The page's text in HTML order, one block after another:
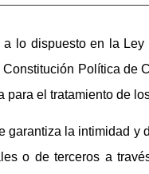
lo dispuesto en la
Política de
el tratamiento de
garantiza la intimidad
o de terceros a